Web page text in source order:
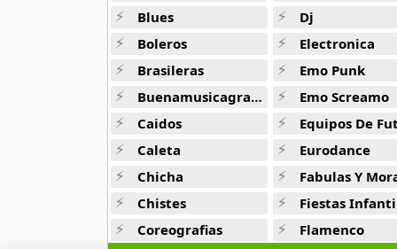
Wayanay
8 músicas online
12 músicas online
We Are The City
Weekend
10 músicas online
Blues
Boleros
Brasileras
Buenamusicagratis
Caidos
Caleta
Chicha
Chistes
Coreografias
Dj
Electronica
Emo Punk
Emo Screamo
Equipos De
Eurodance
Fabulas Y
Fiestas
Flamenco